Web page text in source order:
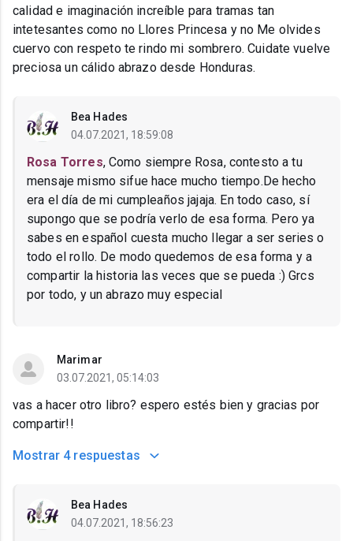
calidad e imaginación increíble para tramas tan
intetesantes como no Llores Princesa y no Me olvides
cuervo con respeto te rindo mi sombrero. Cuidate vuelve
preciosa un cálido abrazo desde Honduras.
Bea Hades
04.07.2021, 18:59:08
Rosa Torres, Como siempre Rosa, contesto a tu
mensaje mismo sifue hace mucho tiempo.De hecho
era el día de mi cumpleaños jajaja. En todo caso, sí
supongo que se podría verlo de esa forma. Pero ya
sabes en español cuesta mucho llegar a ser series o
todo el rollo. De modo quedemos de esa forma y a
compartir la historia las veces que se pueda :) Grcs
por todo, y un abrazo muy especial
Marimar
03.07.2021, 05:14:03
vas a hacer otro libro? espero estés bien y gracias por
compartir!!
Mostrar 4 respuestas
Bea Hades
04.07.2021, 18:56:23